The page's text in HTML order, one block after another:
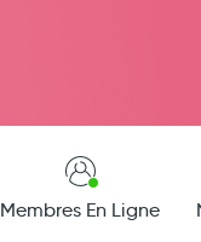
Membres En Ligne